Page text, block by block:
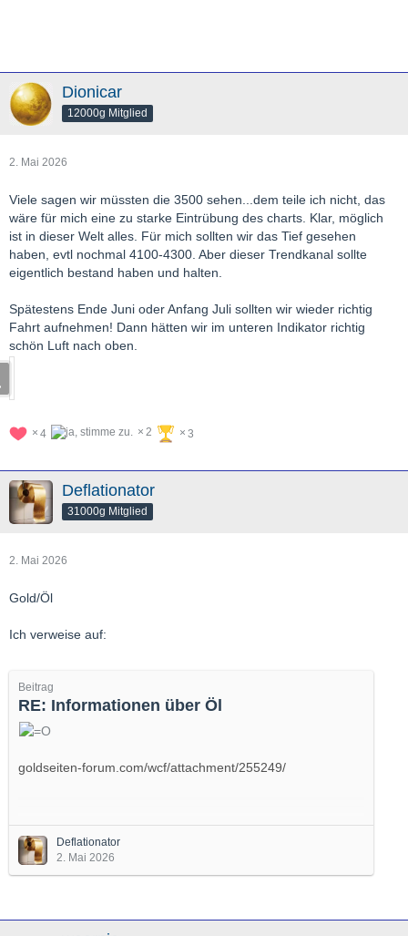
Dionicar
12000g Mitglied
2. Mai 2026
Viele sagen wir müssten die 3500 sehen...dem teile ich nicht, das
wäre für mich eine zu starke Eintrübung des charts. Klar, möglich
ist in dieser Welt alles. Für mich sollten wir das Tief gesehen
haben, evtl nochmal 4100-4300. Aber dieser Trendkanal sollte
eigentlich bestand haben und halten.
Spätestens Ende Juni oder Anfang Juli sollten wir wieder richtig
Fahrt aufnehmen! Dann hätten wir im unteren Indikator richtig
schön Luft nach oben.
4 2 3
Deflationator
31000g Mitglied
2. Mai 2026
Gold/Öl
Ich verweise auf:
Beitrag
RE: Informationen über Öl
goldseiten-forum.com/wcf/attachment/255249/
Man muß sich psychologisch auf enorm hohe Ölpreise
einstellen.
500$-1200$ locker.
Deflationator
2. Mai 2026